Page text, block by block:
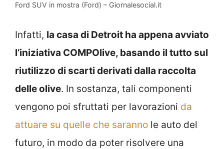
Ford SUV in mostra (Ford) – Giornalesocial.it
Infatti, la casa di Detroit ha appena avviato
l’iniziativa COMPOlive, basando il tutto sul
riutilizzo di scarti derivati dalla raccolta
delle olive. In sostanza, tali componenti
vengono poi sfruttati per lavorazioni da
attuare su quelle che saranno le auto del
futuro, in modo da poter risolvere una